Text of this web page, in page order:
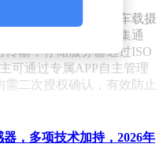
层级安全防护体系。车载摄
可随时切断数据采集通
输，存储服务器通过ISO
可通过专属APP自主管理
二次授权确认，有效防止
能网联评测标准，C-ICAP
指标，评分规则以严苛著
，多项技术加持，2026年